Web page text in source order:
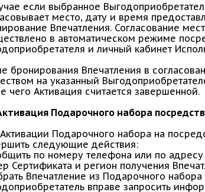
если выбранное
место, дату и время
Впечатления. Согласование
в автоматическом режиме
и личный кабинет
бронирования Впечатления в
на указанный
чего Активация считается завершенной.
Подарочного набора
Подарочного набора на
следующие действия:
по номеру телефона или по
Сертификата и регион получения
Впечатление из Подарочного
вправе запросить